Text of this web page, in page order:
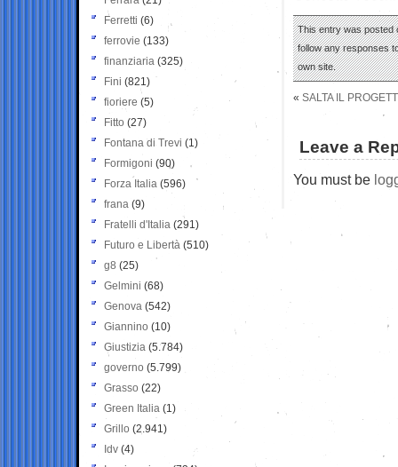
This entry was posted
follow any responses
own site.
« SALTA IL
Leave a
You must be
Ferretti (6)
ferrovie (133)
finanziaria (325)
Fini (821)
fioriere (5)
Fitto (27)
Fontana di Trevi (1)
Formigoni (90)
Forza Italia (596)
frana (9)
Fratelli d'Italia (291)
Futuro e Libertà (510)
g8 (25)
Gelmini (68)
Genova (542)
Giannino (10)
Giustizia (5.784)
governo (5.799)
Grasso (22)
Green Italia (1)
Grillo (2.941)
Idv (4)